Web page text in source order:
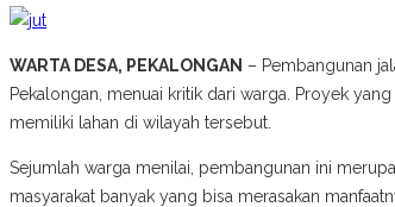
WARTA DESA, PEKALONGAN – Pembangunan
Pekalongan, menuai kritik dari warga. Proyek
memiliki lahan di wilayah tersebut.
Sejumlah warga menilai, pembangunan ini
masyarakat banyak yang bisa merasakan